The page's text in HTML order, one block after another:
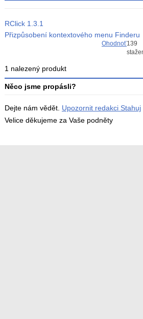
RClick 1.3.1
Přizpůsobení kontextového menu Finderu
Ohodnoť139
1 nalezený produkt
Něco jsme propásli?
Dejte nám vědět. Upozornit redakci Stahuj
Velice děkujeme za Vaše podněty